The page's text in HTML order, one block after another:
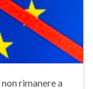
rimanere a